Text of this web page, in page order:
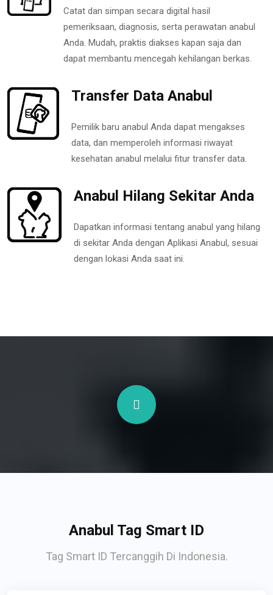
Catat dan simpan secara digital hasil
pemeriksaan, diagnosis, serta perawatan anabul
Anda. Mudah, praktis diakses kapan saja dan
dapat membantu mencegah kehilangan berkas.
Transfer Data Anabul
Pemilik baru anabul Anda dapat mengakses
data, dan memperoleh informasi riwayat
kesehatan anabul melalui fitur transfer data.
Anabul Hilang Sekitar Anda
Dapatkan informasi tentang anabul yang hilang
di sekitar Anda dengan Aplikasi Anabul, sesuai
dengan lokasi Anda saat ini.
Anabul Tag Smart ID
Tag Smart ID Tercanggih Di Indonesia.